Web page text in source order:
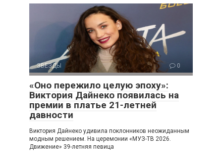
ЗВЕЗДЫ 0
«Оно пережило целую эпоху»:
Виктория Дайнеко появилась на
премии в платье 21-летней
давности
Виктория Дайнеко удивила поклонников неожиданным
модным решением. На церемонии «МУЗ-ТВ 2026.
Движение» 39-летняя певица